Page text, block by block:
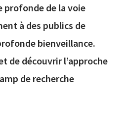
profonde de la voie
à des publics de
bienveillance.
de découvrir l’approche
de recherche